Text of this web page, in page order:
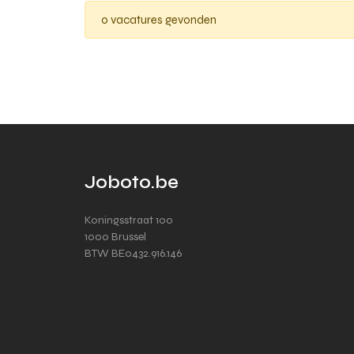
0 vacatures gevonden
Joboto.be
Koningsstraat 100
1000 Brussel
BTW BE0432.916.146